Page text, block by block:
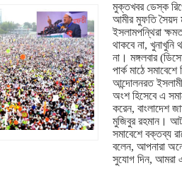
মুক্তখবর ডেস্ক
আমীর মুফতি সৈয়দ
ইসলামপন্থিরা
থাকবে না, খুনাখুনি
না। মঙ্গলবার
পার্ক মাঠে
আন্দোলনরত ইসলামী
অংশ হিসেবে এ
করেন, বাংলাদেশ
মুজিবুর রহমান।
সমাবেশে বক্তব্য
বলেন, আপনারা
সুযোগ দিন, আমরা